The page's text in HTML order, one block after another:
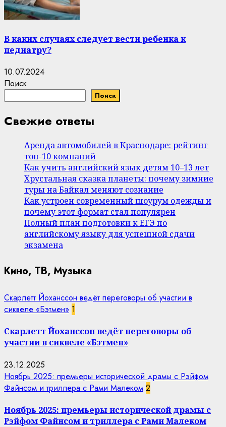
В каких случаях следует вести ребенка к
педиатру?
10.07.2024
Поиск
Поиск
Свежие ответы
Аренда автомобилей в Краснодаре: рейтинг
топ-10 компаний
Как учить английский язык детям 10–13 лет
Хрустальная сказка планеты: почему зимние
туры на Байкал меняют сознание
Как устроен современный шоурум одежды и
почему этот формат стал популярен
Полный план подготовки к ЕГЭ по
английскому языку для успешной сдачи
экзамена
Кино, ТВ, Музыка
Скарлетт Йоханссон ведёт переговоры об участии в
сиквеле «Бэтмен» 1
Скарлетт Йоханссон ведёт переговоры об
участии в сиквеле «Бэтмен»
23.12.2025
Ноябрь 2025: премьеры исторической драмы с Рэйфом
Файнсом и триллера с Рами Малеком 2
Ноябрь 2025: премьеры исторической драмы с
Рэйфом Файнсом и триллера с Рами Малеком